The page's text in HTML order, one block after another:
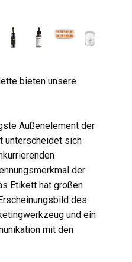
bieten unsere
Außenelement der
unterscheidet sich
der
Etikett hat großen
des
und ein
mit den